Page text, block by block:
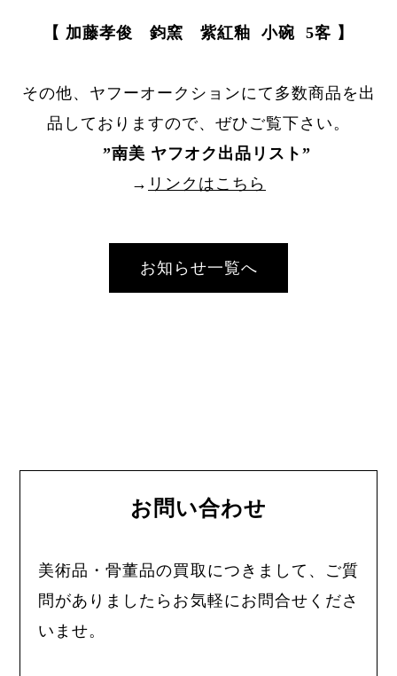
【 加藤孝俊 鈞窯 紫紅釉 小碗 5客 】
その他、ヤフーオークションにて多数商品を出
品しておりますので、ぜひご覧下さい。
”南美 ヤフオク出品リスト ”
→ リンクはこちら
お知らせ一覧へ
お問い合わせ
美術品・骨董品の買取につきまして、ご質
問がありましたらお気軽にお問合せくださ
いませ。